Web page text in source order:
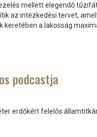
mellett elegendő
az intézkedési tervet,
keretében a lakosság
podcastja
erdőkért felelős